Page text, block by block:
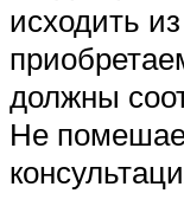
исходить
должны
Не